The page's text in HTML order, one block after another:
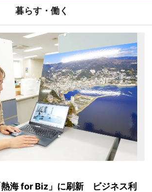
暮らす・働く
海 for Biz」に刷新 ビジネス利